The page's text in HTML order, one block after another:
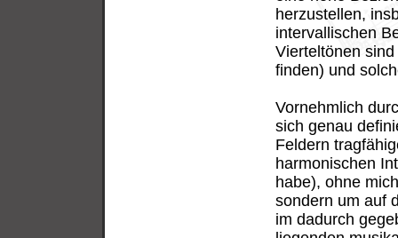
herzustellen,
intervallischen
Vierteltönen
finden) und
Vornehmlich
sich genau
Feldern
harmonischen
habe), ohne
sondern um auf
im dadurch